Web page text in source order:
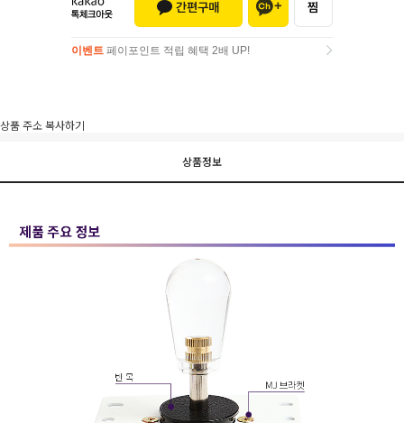
이벤트 페이포인트 적립 혜택 2배 UP!
상품 주소 복사하기
상품정보